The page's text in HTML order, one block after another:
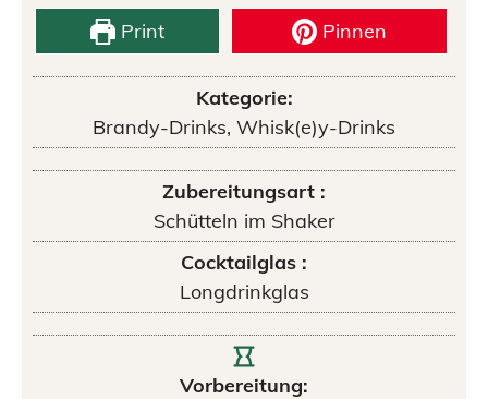
Print Pinnen
Kategorie:
Brandy-Drinks, Whisk(e)y-Drinks
Zubereitungsart :
Schütteln im Shaker
Cocktailglas :
Longdrinkglas
Vorbereitung: